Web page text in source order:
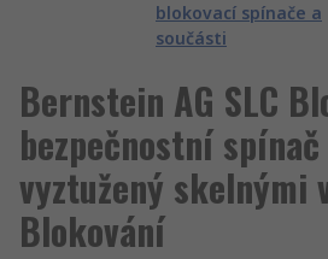
blokovací spínače a
součásti
Bernstein AG SLC
bezpečnostní
vyztužený skelnými
Blokování